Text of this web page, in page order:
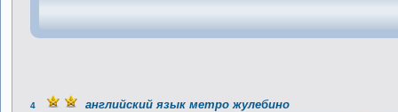
4 английский язык метро жулебино